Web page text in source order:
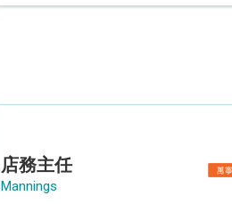
店務主任
Mannings